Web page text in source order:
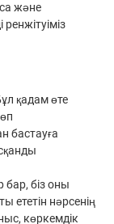
және
қадам өте
бастауға
бар, біз оны
ететін нәрсенің
көркемдік